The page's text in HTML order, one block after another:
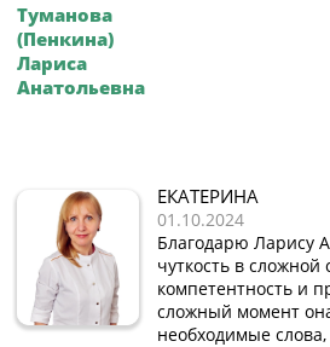
Туманова
(Пенкина)
Лариса
Анатольевна
ЕКАТЕРИНА
01.10.2024
Благодарю Ларису
чуткость в сложной
компетентность и
сложный момент
необходимые